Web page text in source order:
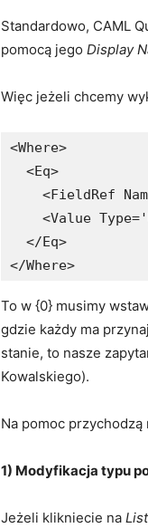
Standardowo, CAML
pomocą jego Display
Więc jeżeli chcemy
<Where>
  <Eq>
<FieldRef
<Value
  </Eq>
</Where>
To w {0} musimy
gdzie każdy ma
stanie, to nasze
Kowalskiego).
Na pomoc przychodzą
1) Modyfikacja typu
Jeżeli klikniecie na